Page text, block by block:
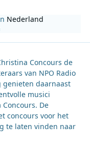
Nederland
Concours de
van NPO Radio
daarnaast
musici
De
concours voor het
te laten vinden naar